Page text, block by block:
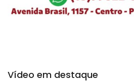
Vídeo em destaque